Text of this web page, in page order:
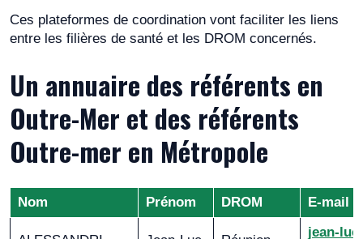
Ces plateformes de coordination vont faciliter les liens
entre les filières de santé et les DROM concernés.
Un annuaire des référents en
Outre-Mer et des référents
Outre-mer en Métropole
Nom Prénom DROM E-mail
jean-